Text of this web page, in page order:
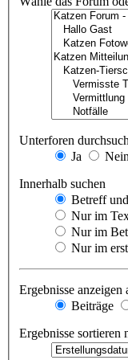
Unterforen
Ja
Nein
Innerhalb suchen
Betreff
Nur im
Nur im
Nur im
Ergebnisse anzeigen
Beiträge
Ergebnisse sortieren